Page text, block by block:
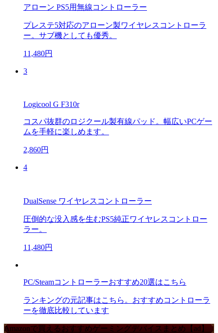
アローン PS5用無線コントローラー
プレステ5対応のアローン製ワイヤレスコントローラ
ー。サブ機としても優秀。
11,480円
3
Logicool G F310r
コスパ抜群のロジクール製有線パッド。幅広いPCゲー
ムを手軽に楽しめます。
2,860円
4
DualSense ワイヤレスコントローラー
圧倒的な没入感を生むPS5純正ワイヤレスコントロー
ラー。
11,480円
PC/Steamコントローラーおすすめ20選はこちら
ランキングの元記事はこちら。おすすめコントローラ
ーを徹底比較しています
Amazonで買えるおすすめゲーミングデバイスまとめ【ad】